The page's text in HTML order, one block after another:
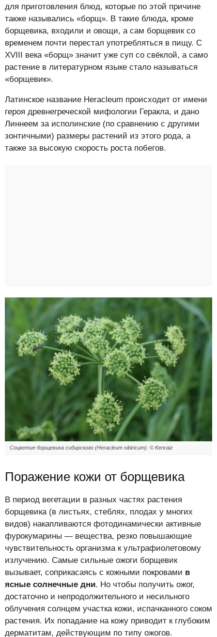
для приготовления блюд, которые по этой причине
также назывались «борщ». В такие блюда, кроме
борщевика, входили и овощи, а сам борщевик со
временем почти перестал употребляться в пищу. С
XVIII века «борщ» значит уже суп со свёклой, а само
растение в литературном языке стало называться
«борщевик».
Латинское название Heracleum происходит от имени
героя древнегреческой мифологии Геракла, и дано
Линнеем за исполинские (по сравнению с другими
зонтичными) размеры растений из этого рода, а
также за высокую скорость роста побегов.
Соцветие борщевика сибирского (Heracleum sibiricum). © Kenraiz
Поражение кожи от борщевика
В период вегетации в разных частях растения
борщевика (в листьях, стеблях, плодах у многих
видов) накапливаются фотодинамически активные
фурокумарины — вещества, резко повышающие
чувствительность организма к ультрафиолетовому
излучению. Самые сильные ожоги борщевик
вызывает, соприкасаясь с кожными покровами в
ясные солнечные дни. Но чтобы получить ожог,
достаточно и непродолжительного и несильного
облучения солнцем участка кожи, испачканного соком
растения. Их попадание на кожу приводит к глубоким
дерматитам, действующим по типу ожогов.